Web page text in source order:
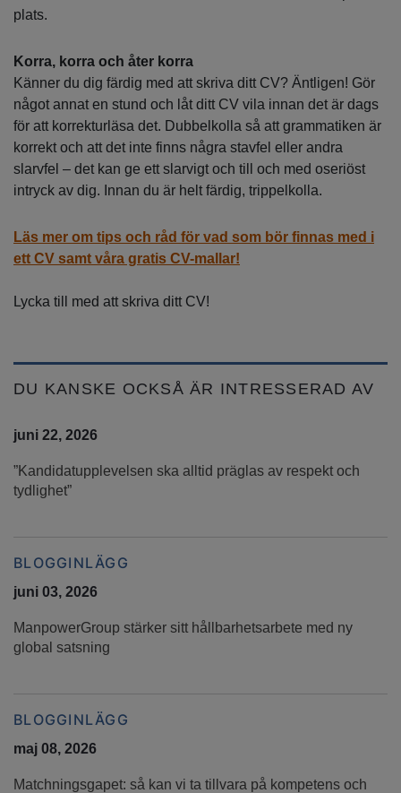
plats.
Korra, korra och åter korra
Känner du dig färdig med att skriva ditt CV? Äntligen! Gör
något annat en stund och låt ditt CV vila innan det är dags
för att korrekturläsa det. Dubbelkolla så att grammatiken är
korrekt och att det inte finns några stavfel eller andra
slarvfel – det kan ge ett slarvigt och till och med oseriöst
intryck av dig. Innan du är helt färdig, trippelkolla.
Läs mer om tips och råd för vad som bör finnas med i
ett CV samt våra gratis CV-mallar!
Lycka till med att skriva ditt CV!
DU KANSKE OCKSÅ ÄR INTRESSERAD AV
juni 22, 2026
”Kandidatupplevelsen ska alltid präglas av respekt och
tydlighet”
BLOGGINLÄGG
juni 03, 2026
ManpowerGroup stärker sitt hållbarhetsarbete med ny
global satsning
BLOGGINLÄGG
maj 08, 2026
Matchningsgapet: så kan vi ta tillvara på kompetens och